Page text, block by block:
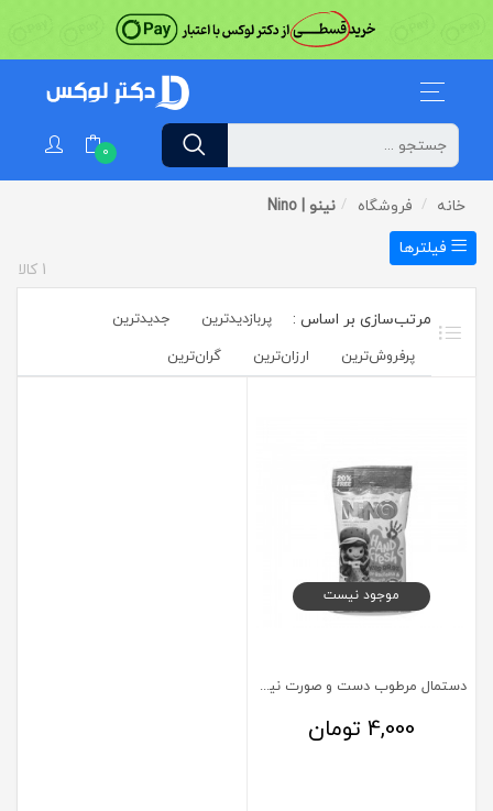
0
خانه فروشگاه
نینو | Nino
فیلترها
1 کالا
پربازدیدترین
جدیدترین
پرفروش‌ترین‌
ارزان‌ترین گران‌ترین
موجود نیست
دستمال مرطوب دست و صورت نینو 10 عدد
4,000 تومان